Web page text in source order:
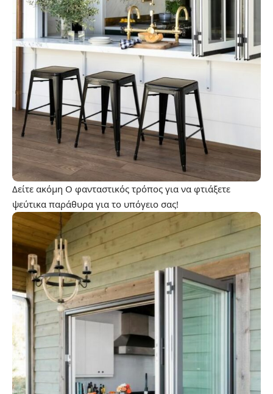
Δείτε ακόμη Ο φανταστικός τρόπος για να φτιάξετε
ψεύτικα παράθυρα για το υπόγειο σας!